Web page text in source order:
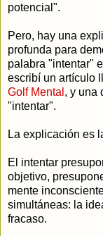
potencial".
Pero, hay una
profunda para
palabra "intentar"
escribí un artículo
Golf Mental , y una
"intentar".
La explicación es
El intentar
objetivo,
mente
simultáneas: la
fracaso.